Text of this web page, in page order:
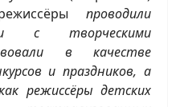
проводили
с творческими
в качестве
и праздников, а
режиссёры детских